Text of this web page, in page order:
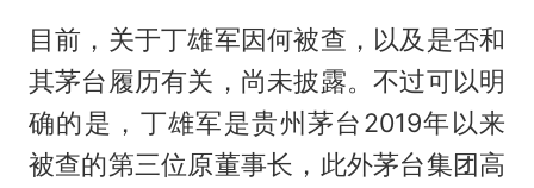
目前，关于丁雄军因何被查，以及是否和
其茅台履历有关，尚未披露。不过可以明
确的是，丁雄军是贵州茅台2019年以来
被查的第三位原董事长，此外茅台集团高